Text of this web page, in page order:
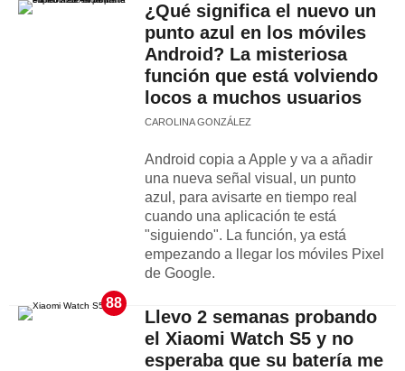
¿Qué significa el nuevo un
punto azul en los móviles
Android? La misteriosa
función que está volviendo
locos a muchos usuarios
CAROLINA GONZÁLEZ
Android copia a Apple y va a añadir
una nueva señal visual, un punto
azul, para avisarte en tiempo real
cuando una aplicación te está
"siguiendo". La función, ya está
empezando a llegar los móviles Pixel
de Google.
88
Llevo 2 semanas probando
el Xiaomi Watch S5 y no
esperaba que su batería me